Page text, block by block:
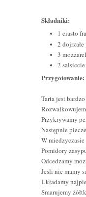
Składniki:
1 ciasto
2 dojrzałe
3
2 salsiccie
Przygotowanie:
Tarta jest
Przykrywamy
Następnie
W
Pomidory
Odcedzamy
Jesli nie mamy
Układamy
Smarujemy